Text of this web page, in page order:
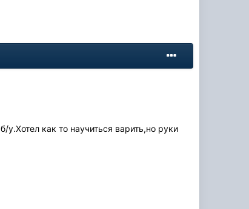
как то научиться варить,но руки